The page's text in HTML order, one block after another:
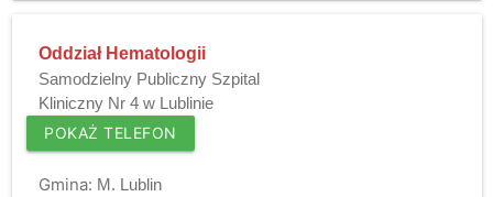
Oddział Hematologii
Samodzielny Publiczny Szpital
Kliniczny Nr 4 w Lublinie
POKAŻ TELEFON
Gmina: M. Lublin